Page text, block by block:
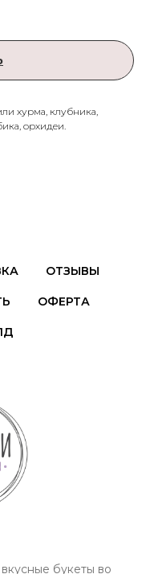
хурма, клубника,
орхидеи.
ОТЗЫВЫ
ОФЕРТА
букеты во